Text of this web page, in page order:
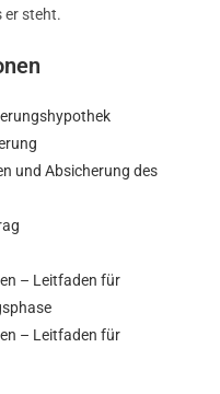
er steht.
und Absicherung des
– Leitfaden für
– Leitfaden für